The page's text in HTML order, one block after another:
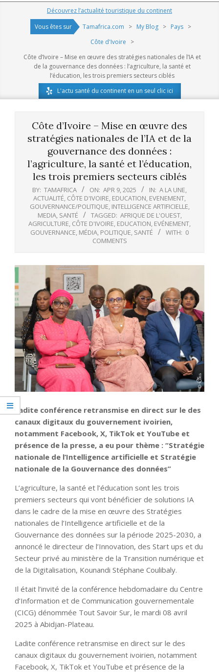
Navigation
Découvrez l’actualité touristique du continent
Vous êtes sur
Tamafrica.com > My Blog > Pays >
Côte d'Ivoire
>
Côte d’Ivoire – Mise en œuvre des stratégies nationales de l’IA et
de la gouvernance des données : l’agriculture, la santé et
l’éducation, les trois premiers secteurs ciblés
L'actu santé du continent en un seul clic ici
Côte d’Ivoire – Mise en œuvre des
stratégies nationales de l’IA et de la
gouvernance des données :
l’agriculture, la santé et l’éducation,
les trois premiers secteurs ciblés
BY: TAMAFRICA ON: APR 9, 2025 IN: A LA UNE,
ACTUALITÉ, CÔTE D'IVOIRE, EDUCATION, EVENEMENT,
GOUVERNANCE/POLITIQUE, INTELLIGENCE ARTIFICIELLE,
MEDIA, SANTÉ TAGGED: AFRIQUE DE L'OUEST,
AGRICULTURE, CÔTE D'IVOIRE, EDUCATION, EVÉNEMENT,
GOUVERNANCE, MÉDIA, POLITIQUE, SANTÉ WITH: 0
COMMENTS
Ladite conférence retransmise en direct sur le des
canaux digitaux du gouvernement ivoirien,
notamment Facebook, X, TikTok et YouTube et
présence de la presse, a eu pour thème : “Stratégie
nationale de l’Intelligence artificielle et Stratégie
nationale de la Gouvernance des données”
L’agriculture, la santé et l’éducation sont les trois
premiers secteurs qui vont bénéficier de solutions IA
dans le cadre de la mise en œuvre des Stratégies
nationales de l’Intelligence artificielle et de la
Gouvernance des données sur la période 2025-2030, a
annoncé le directeur de l’Innovation, des Start ups et du
Secteur privé au ministère de la Transition numérique et
de la Digitalisation, Kounandi Stéphane Coulibaly.
Il était l’invité de la conférence hebdomadaire du Centre
d’Information et de Communication gouvernementale
(CICG) dénommée Tout Savoir Sur, le mardi 08 avril
2025 à Abidjan-Plateau.
Ladite conférence retransmise en direct sur le des
canaux digitaux du gouvernement ivoirien, notamment
Facebook, X, TikTok et YouTube et présence de la